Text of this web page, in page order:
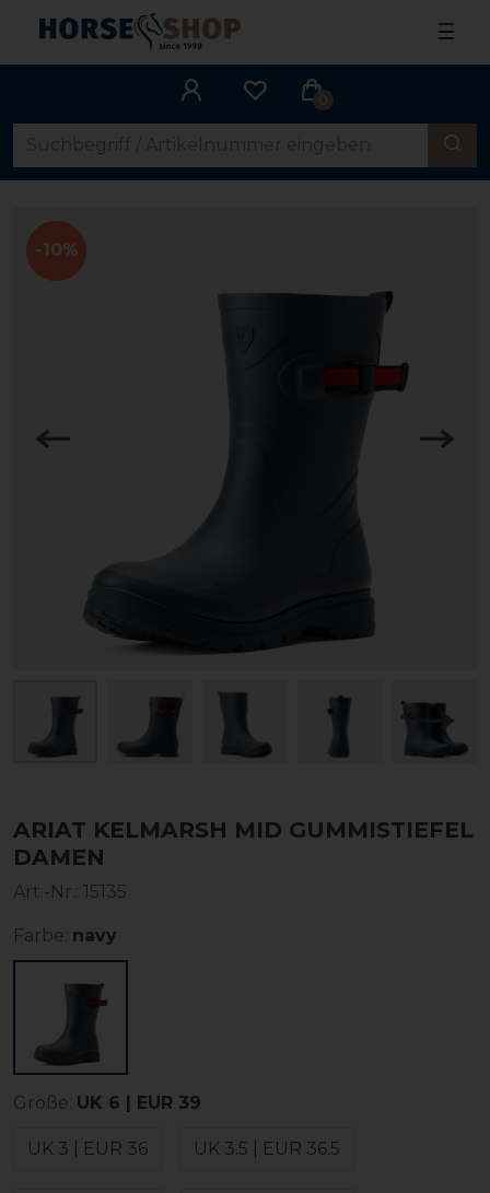
☰
0
-10%
ARIAT KELMARSH MID GUMMISTIEFEL
DAMEN
Art.-Nr.: 15135
Farbe: navy
Größe: UK 6 | EUR 39
UK 3 | EUR 36 UK 3.5 | EUR 36.5